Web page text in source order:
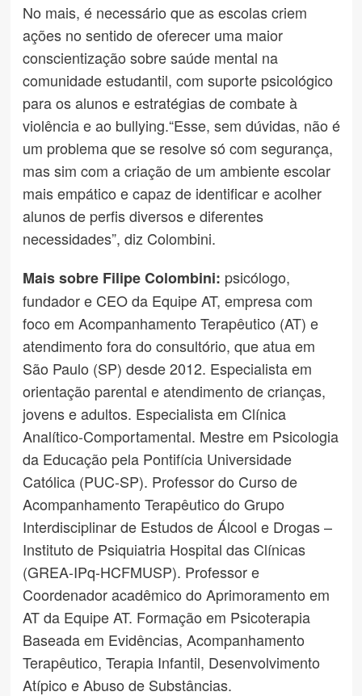
No mais, é necessário que as escolas criem
ações no sentido de oferecer uma maior
conscientização sobre saúde mental na
comunidade estudantil, com suporte psicológico
para os alunos e estratégias de combate à
violência e ao bullying.“Esse, sem dúvidas, não é
um problema que se resolve só com segurança,
mas sim com a criação de um ambiente escolar
mais empático e capaz de identificar e acolher
alunos de perfis diversos e diferentes
necessidades”, diz Colombini.
Mais sobre Filipe Colombini: psicólogo,
fundador e CEO da Equipe AT, empresa com
foco em Acompanhamento Terapêutico (AT) e
atendimento fora do consultório, que atua em
São Paulo (SP) desde 2012. Especialista em
orientação parental e atendimento de crianças,
jovens e adultos. Especialista em Clínica
Analítico-Comportamental. Mestre em Psicologia
da Educação pela Pontifícia Universidade
Católica (PUC-SP). Professor do Curso de
Acompanhamento Terapêutico do Grupo
Interdisciplinar de Estudos de Álcool e Drogas –
Instituto de Psiquiatria Hospital das Clínicas
(GREA-IPq-HCFMUSP). Professor e
Coordenador acadêmico do Aprimoramento em
AT da Equipe AT. Formação em Psicoterapia
Baseada em Evidências, Acompanhamento
Terapêutico, Terapia Infantil, Desenvolvimento
Atípico e Abuso de Substâncias.